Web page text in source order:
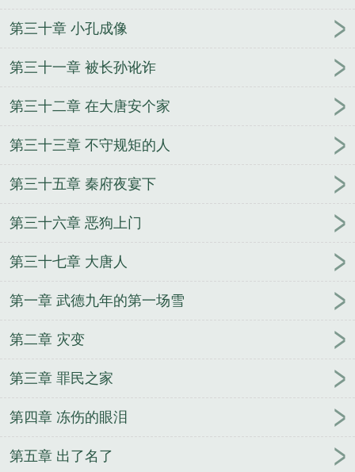
第三十章 小孔成像
第三十一章 被长孙讹诈
第三十二章 在大唐安个家
第三十三章 不守规矩的人
第三十五章 秦府夜宴下
第三十六章 恶狗上门
第三十七章 大唐人
第一章 武德九年的第一场雪
第二章 灾变
第三章 罪民之家
第四章 冻伤的眼泪
第五章 出了名了